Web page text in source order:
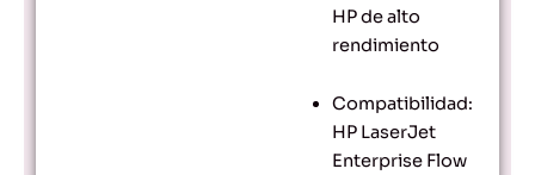
HP de alto
rendimiento
Compatibilidad:
HP LaserJet
Enterprise Flow